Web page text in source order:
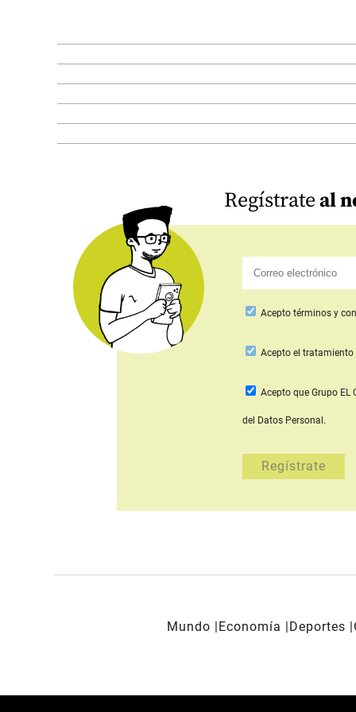
Regístrateal
Acepto términos y
Aceptoel tratamiento
Acepto que Grupo EL
del Datos Personal.
Mundo Economía Deportes